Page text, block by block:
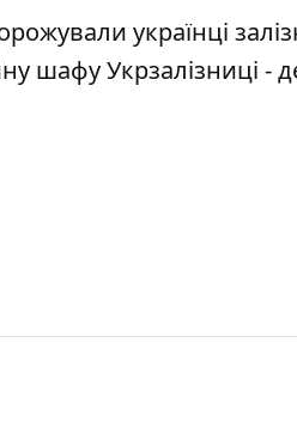
українці
шафу Укрзалізниці -